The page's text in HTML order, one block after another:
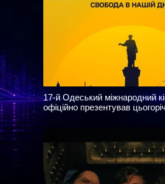
17-й Одеський міжнародний
офіційно презентував